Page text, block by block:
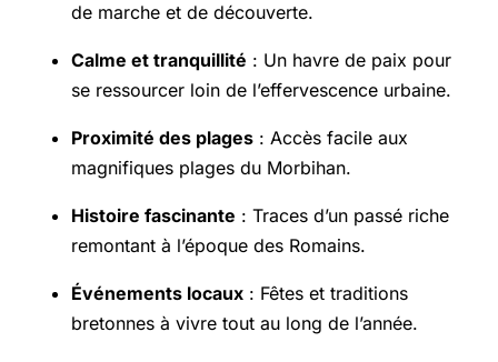
de marche et de découverte.
Calme et tranquillité : Un havre de paix pour
se ressourcer loin de l’effervescence urbaine.
Proximité des plages : Accès facile aux
magnifiques plages du Morbihan.
Histoire fascinante : Traces d’un passé riche
remontant à l’époque des Romains.
Événements locaux : Fêtes et traditions
bretonnes à vivre tout au long de l’année.